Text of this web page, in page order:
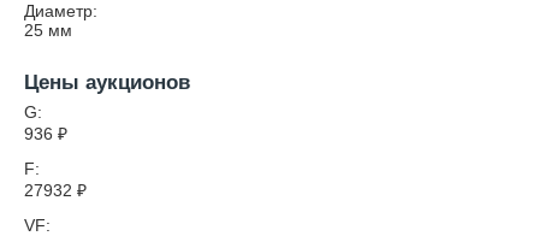
Диаметр:
25 мм
Цены аукционов
G:
936 ₽
F:
27932 ₽
VF: